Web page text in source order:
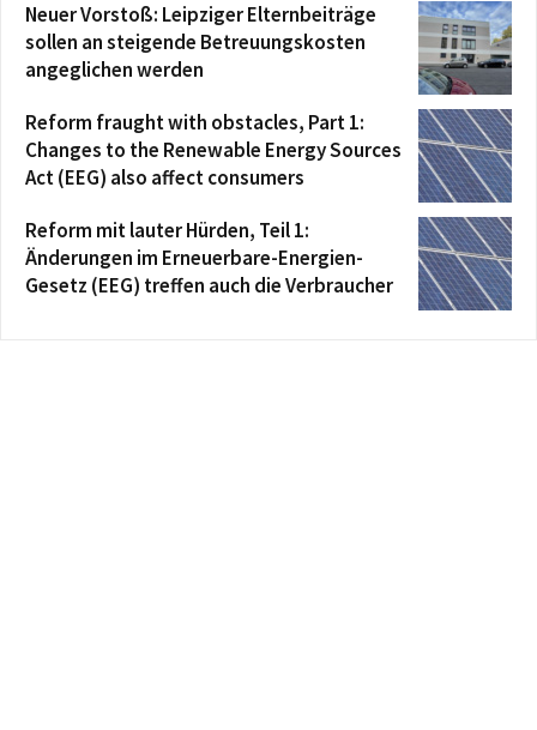
Neuer Vorstoß: Leipziger Elternbeiträge
sollen an steigende Betreuungskosten
angeglichen werden
Reform fraught with obstacles, Part 1:
Changes to the Renewable Energy Sources
Act (EEG) also affect consumers
Reform mit lauter Hürden, Teil 1:
Änderungen im Erneuerbare-Energien-
Gesetz (EEG) treffen auch die Verbraucher